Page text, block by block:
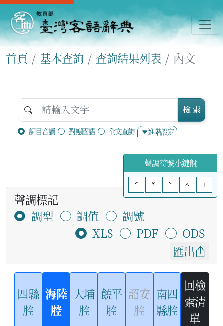
首頁 基本查詢 查詢結果列表 內文
詞目音讀 對應國語 全文查詢 進階設定
檢 索
聲調符號小鍵盤
ˊ
ˇ ˋ ^ +
聲調標記
調型
調值
調號
XLS
PDF
ODS
匯出
四縣
腔
海陸
腔
大埔
腔
饒平
腔
詔安
腔
南四
縣腔
回檢
索清
單